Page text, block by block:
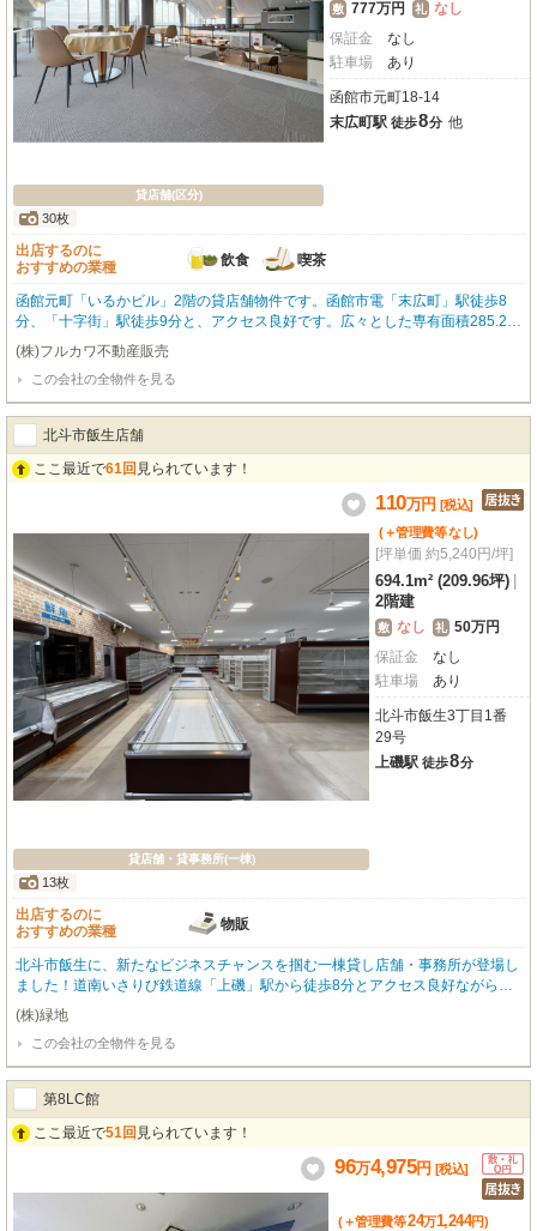
貸店舗(区分)
30枚
敷 777万円 礼 なし
保証金
なし
駐車場
あり
函館市元町18-14
末広町駅 徒歩8分 他
出店するのに
おすすめの業種
飲食 喫茶
函館元町「いるかビル」2階の貸店舗物件です。函館市電「末広町」駅徒歩8
分、「十字街」駅徒歩9分と、アクセス良好です。広々とした専有面積285.25
m²で、飲食全般（重飲食可）やカフェにおすすめ。前面ガラス張りで視認性が
高く、袖看板も設置可能。店舗運営をサポートします。エアコン、エレベータ
ー、ガス・給排水設備、男女別トイレなど設備も充実。さらに、店舗運営に嬉
しい無料駐車場が10台分も利用可能！集客も期待できます。函館山ロープウェ
イや元町公園など観光スポットが点在するエリアで、多くの人通りが期待でき
ます。新たなビジネスチャンスをこの場所で。ぜひご検討ください。
(株)フルカワ不動産販売
この会社の全物件を見る
北斗市飯生店舗
ここ最近で61回 見られています！
貸店舗・貸事務所(一棟)
13枚
110万円 [税込]
(＋管理費等なし)
[坪単価 約5,240円/坪]
694.1m² (209.96坪)
2階建
敷 なし 礼 50万円
保証金
なし
駐車場
あり
北斗市飯生3丁目1番
29号
上磯駅 徒歩8分
出店するのに
おすすめの業種
物販
北斗市飯生に、新たなビジネスチャンスを掴む一棟貸し店舗・事務所が登場し
ました！道南いさりび鉄道線「上磯」駅から徒歩8分とアクセス良好ながら、
広大な敷地には嬉しい無料駐車場を10台完備。お客様も従業員様も安心してお
越しいただけます。小売・物販店にぴったりの前面ガラス張りで、明るく開放
的な雰囲気が魅力的です。エアコンや男女別トイレ、照明器具、ガス・給排水
設備など、事業をスムーズに始められる設備も充実しています。徒歩圏内には
コンビニや郵便局、銀行が揃い、日々の業務もスムーズに進められますね。鉄
骨造2階建てのしっかりとした建物で、あなたのビジネスを大きく飛躍させる
拠点として、ぜひご検討ください。
(株)緑地
この会社の全物件を見る
第8LC館
ここ最近で51回 見られています！
96万4,975円 [税込]
(＋管理費等24万1,244円)